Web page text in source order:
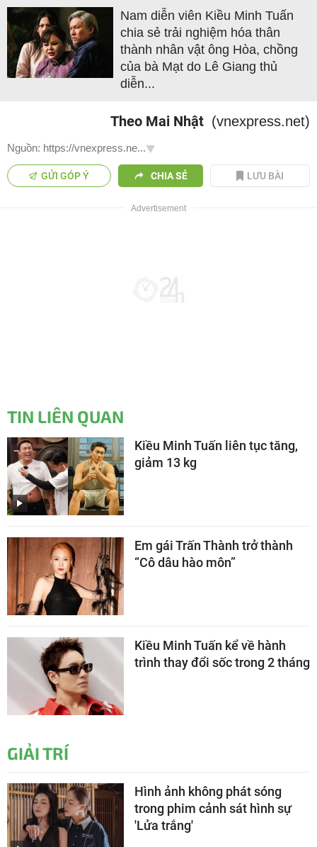
Nam diễn viên Kiều Minh Tuấn
chia sẻ trải nghiệm hóa thân
thành nhân vật ông Hòa, chồng
của bà Mạt do Lê Giang thủ
diễn...
Theo Mai Nhật (vnexpress.net)
Nguồn: https://vnexpress.ne...
GỬI GÓP Ý CHIA SẺ LƯU BÀI
TIN LIÊN QUAN
Kiều Minh Tuấn liên tục tăng,
giảm 13 kg
Em gái Trấn Thành trở thành
“Cô dâu hào môn”
Kiều Minh Tuấn kể về hành
trình thay đổi sốc trong 2 tháng
GIẢI TRÍ
Hình ảnh không phát sóng
trong phim cảnh sát hình sự
'Lửa trắng'